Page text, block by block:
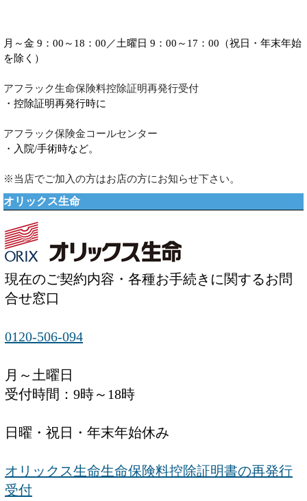
月～金 9：00～18：00／土曜日 9：00～17：00（祝日・年末年始
を除く）
アフラック生命保険料控除証明再発行受付
・控除証明再発行時に
アフラック保険金コールセンター
・入院/手術時など。
※当店でご加入の方はお店の方にお知らせ下さい。
オリックス生命
現在のご契約内容・各種お手続きに関するお問
合せ窓口
0120-506-094
月～土曜日
受付時間：9時～18時
日曜・祝日・年末年始休み
オリックス生命生命保険料控除証明書の再発行
受付